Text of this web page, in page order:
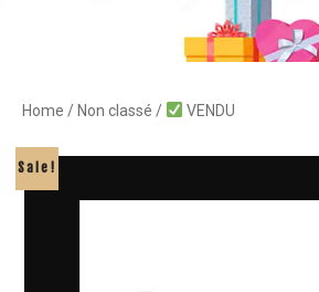
Home / Non classé / VENDU
Sale!